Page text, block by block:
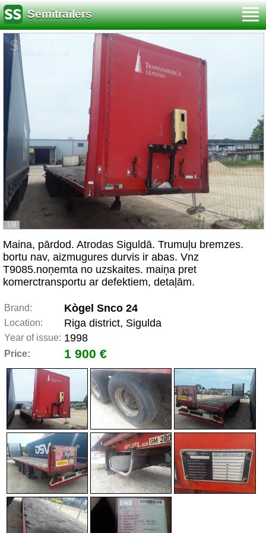
Semitrailers
1/8
Maina, pārdod. Atrodas Siguldā. Trumuļu bremzes.
bortu nav, aizmugures durvis ir abas. Vnz
T9085.noņemta no uzskaites. maiņa pret
komerctransportu ar defektiem, detaļām.
Brand: Kògel Snco 24
Location: Riga district, Sigulda
Year of issue: 1998
Price: 1 900 €